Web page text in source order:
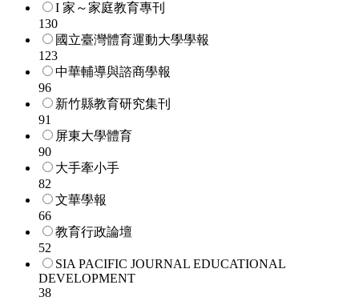
I 家～家庭教育專刊
130
國立臺灣體育運動大學學報
123
中華輔導與諮商學報
96
新竹縣教育研究集刊
91
屏東大學體育
90
大手牽小手
82
文華學報
66
教育行政論壇
52
SIA PACIFIC JOURNAL EDUCATIONAL
DEVELOPMENT
38